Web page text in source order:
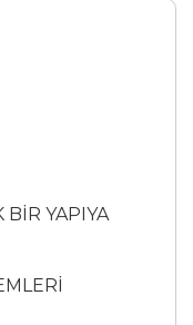
BİR YAPIYA